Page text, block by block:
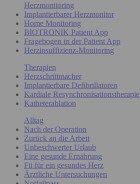
Herzmonitoring
Implantierbarer Herzmonitor
Home Monitoring
BIOTRONIK Patient App
Fragebogen in der Patient App
Herzinsuffizienz-Monitoring
Therapien
Herzschrittmacher
Implantierbare Defibrillatoren
Kardiale Resynchronisationstherapie
Katheterablation
Alltag
Nach der Operation
Zurück an die Arbeit
Unbeschwerter Urlaub
Eine gesunde Ernährung
Fit für ein gesundes Herz
Ärztliche Untersuchungen